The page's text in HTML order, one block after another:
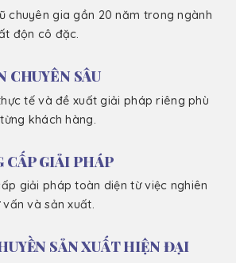
chuyên gia gần 20 năm trong ngành
độn cô đặc.
CHUYÊN SÂU
tế và đề xuất giải pháp riêng phù
khách hàng.
CẤP GIẢI PHÁP
giải pháp toàn diện từ việc nghiên
vấn và sản xuất.
SẢN XUẤT HIỆN ĐẠI